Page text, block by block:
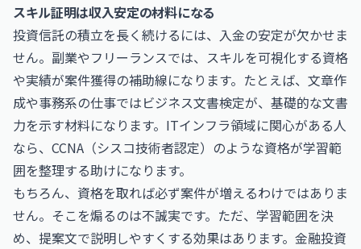
スキル証明は収入安定の材料になる
投資信託の積立を長く続けるには、入金の安定が欠かせま
せん。副業やフリーランスでは、スキルを可視化する資格
や実績が案件獲得の補助線になります。たとえば、文章作
成や事務系の仕事ではビジネス文書検定が、基礎的な文書
力を示す材料になります。ITインフラ領域に関心がある人
なら、 CCNA（シスコ技術者認定） のような資格が学習範
囲を整理する助けになります。
もちろん、資格を取れば必ず案件が増えるわけではありま
せん。そこを煽るのは不誠実です。ただ、学習範囲を決
め、提案文で説明しやすくする効果はあります。金融投資